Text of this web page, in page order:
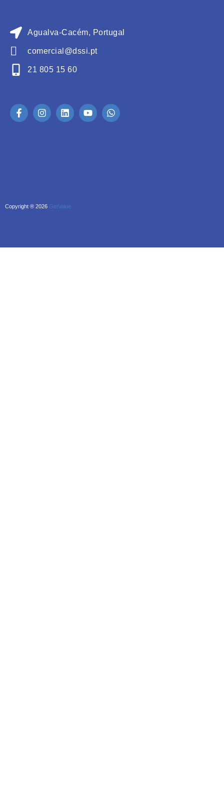
Agualva-Cacém, Portugal
comercial@dssi.pt
21 805 15 60
Copyright ® 2026 GetValue